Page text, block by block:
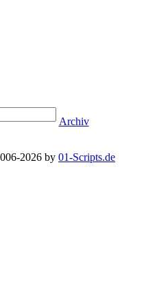
Archiv
2026 by 01-Scripts.de